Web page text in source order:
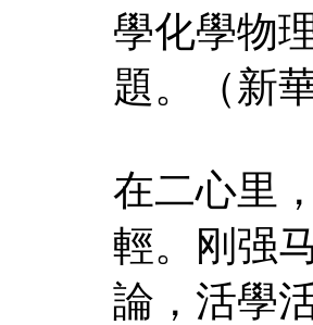
學化學物
題。（新
在二心里
輕。刚强
論，活學